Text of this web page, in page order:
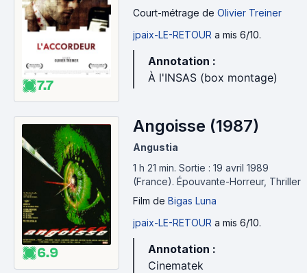
7.7
Court-métrage de Olivier Treiner
jpaix-LE-RETOUR a mis 6/10.
Annotation :
À l'INSAS (box montage)
6.9
Angoisse (1987)
Angustia
1 h 21 min. Sortie : 19 avril 1989
(France). Épouvante-Horreur, Thriller
Film de Bigas Luna
jpaix-LE-RETOUR a mis 6/10.
Annotation :
Cinematek